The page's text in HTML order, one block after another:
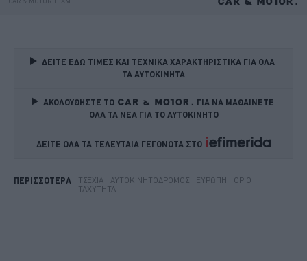
ΔΕΙΤΕ ΕΔΩ ΤΙΜΕΣ ΚΑΙ ΤΕΧΝΙΚΑ ΧΑΡΑΚΤΗΡΙΣΤΙΚΑ ΓΙΑ ΟΛΑ
ΤΑ ΑΥΤΟΚΙΝΗΤΑ
ΑΚΟΛΟΥΘΗΣΤΕ ΤΟ
ΓΙΑ ΝΑ ΜΑΘΑΙΝΕΤΕ
ΟΛΑ ΤΑ ΝΕΑ ΓΙΑ ΤΟ ΑΥΤΟΚΙΝΗΤΟ
ΔΕΙΤΕ ΟΛΑ ΤΑ ΤΕΛΕΥΤΑΙΑ ΓΕΓΟΝΟΤΑ ΣΤΟ
ΠΕΡΙΣΣΟΤΕΡΑ ΤΣΕΧΊΑ ΑΥΤΟΚΙΝΗΤΌΔΡΟΜΟΣ ΕΥΡΏΠΗ
ΌΡΙΟ
ΤΑΧΎΤΗΤΑ